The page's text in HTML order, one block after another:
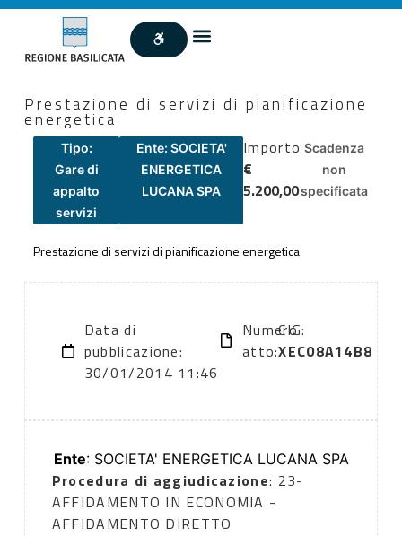
Prestazione di servizi di pianificazione
energetica
Tipo:
Gare di
appalto
servizi
Ente: SOCIETA'
ENERGETICA
LUCANA SPA
Importo
€
5.200,00
Scadenza
non
specificata
Prestazione di servizi di pianificazione energetica
Data di
pubblicazione:
30/01/2014 11:46
Numero
atto:
CIG:
XEC08A14B8
Ente: SOCIETA' ENERGETICA LUCANA SPA
Procedura di aggiudicazione: 23-
AFFIDAMENTO IN ECONOMIA -
AFFIDAMENTO DIRETTO